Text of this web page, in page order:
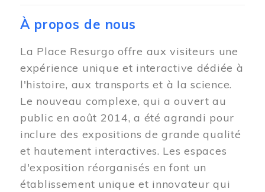
À propos de nous
La Place Resurgo offre aux visiteurs une
expérience unique et interactive dédiée à
l'histoire, aux transports et à la science.
Le nouveau complexe, qui a ouvert au
public en août 2014, a été agrandi pour
inclure des expositions de grande qualité
et hautement interactives. Les espaces
d'exposition réorganisés en font un
établissement unique et innovateur qui